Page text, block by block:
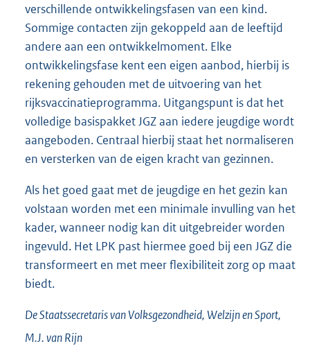
verschillende ontwikkelingsfasen van een kind.
Sommige contacten zijn gekoppeld aan de leeftijd
andere aan een ontwikkelmoment. Elke
ontwikkelingsfase kent een eigen aanbod, hierbij is
rekening gehouden met de uitvoering van het
rijksvaccinatieprogramma. Uitgangspunt is dat het
volledige basispakket JGZ aan iedere jeugdige wordt
aangeboden. Centraal hierbij staat het normaliseren
en versterken van de eigen kracht van gezinnen.
Als het goed gaat met de jeugdige en het gezin kan
volstaan worden met een minimale invulling van het
kader, wanneer nodig kan dit uitgebreider worden
ingevuld. Het LPK past hiermee goed bij een JGZ die
transformeert en met meer flexibiliteit zorg op maat
biedt.
De Staatssecretaris van Volksgezondheid, Welzijn en Sport,
M.J. vanRijn